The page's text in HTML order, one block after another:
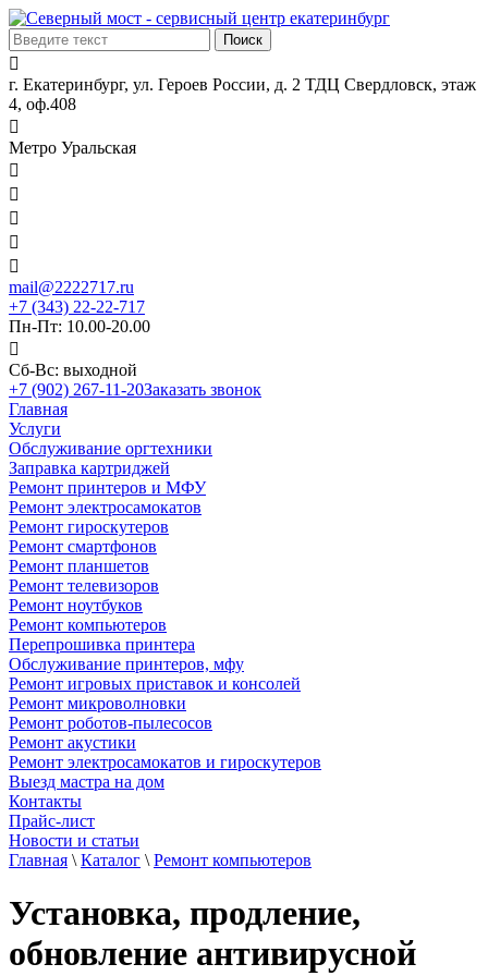

г. Екатеринбург, ул. Героев России, д. 2 ТДЦ Свердловск, этаж
4, оф.408

Метро Уральская





mail@2222717.ru
+7 (343) 22-22-717
Пн-Пт: 10.00-20.00

Сб-Вс: выходной
+7 (902) 267-11-20Заказать звонок
Главная
Услуги
Обслуживание оргтехники
Заправка картриджей
Ремонт принтеров и МФУ
Ремонт электросамокатов
Ремонт гироскутеров
Ремонт смартфонов
Ремонт планшетов
Ремонт телевизоров
Ремонт ноутбуков
Ремонт компьютеров
Перепрошивка принтера
Обслуживание принтеров, мфу
Ремонт игровых приставок и консолей
Ремонт микроволновки
Ремонт роботов-пылесосов
Ремонт акустики
Ремонт электросамокатов и гироскутеров
Выезд мастра на дом
Контакты
Прайс-лист
Новости и статьи
Главная \ Каталог \ Ремонт компьютеров
Установка, продление,
обновление антивирусной